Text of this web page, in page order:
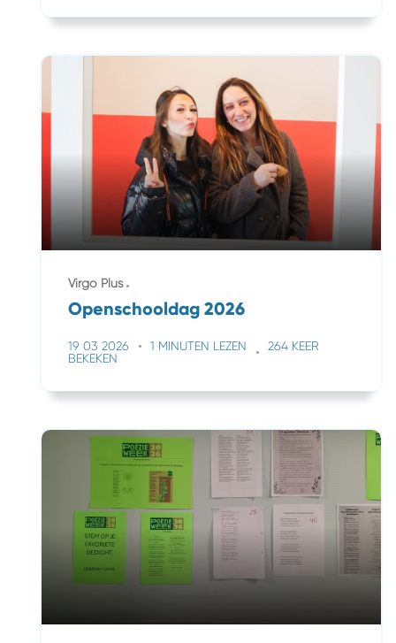
Virgo Plus
Openschooldag 2026
19 03 2026 1 MINUTEN LEZEN
264 KEER
BEKEKEN